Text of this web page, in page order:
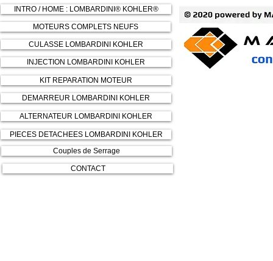
INTRO / HOME : LOMBARDINI® KOHLER®
MOTEURS COMPLETS NEUFS
CULASSE LOMBARDINI KOHLER
INJECTION LOMBARDINI KOHLER
KIT REPARATION MOTEUR
DEMARREUR LOMBARDINI KOHLER
ALTERNATEUR LOMBARDINI KOHLER
PIECES DETACHEES LOMBARDINI KOHLER
Couples de Serrage
CONTACT